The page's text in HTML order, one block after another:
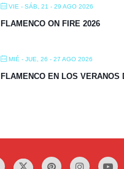
VIE - SÁB, 21 - 29 AGO 2026
FLAMENCO ON FIRE 2026
MIÉ - JUE, 26 - 27 AGO 2026
FLAMENCO EN LOS VERANOS